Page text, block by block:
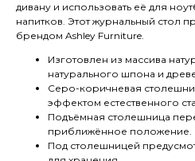
дивану и использовать её для
напитков. Этот журнальный стол
брендом Ashley Furniture.
Изготовлен из массива
натурального шпона и
Серо-коричневая
эффектом естественного
Подъёмная столешница
приближённое положение.
Под столешницей